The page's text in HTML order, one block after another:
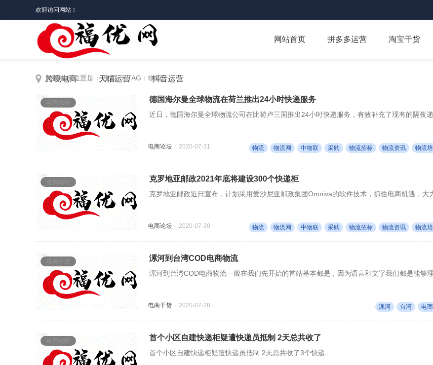
欢迎访问网站！
网站首页 拼多多运营 淘宝干货
跨境电商 天猫运营 抖音运营
您现在的位置是： 主页 > TAG：物流
德国海尔曼全球物流在荷兰推出24小时快递服务
近日，德国海尔曼全球物流公司在比荷卢三国推出24小时快递服务，有效补充了现有的隔夜递
电商论坛 2020-07-31 物流 物流网 中物联 采购 物流招标 物流资讯 物流培
电商论坛
克罗地亚邮政2021年底将建设300个快递柜
克罗地亚邮政近日宣布，计划采用爱沙尼亚邮政集团Omniva的软件技术，抓住电商机遇，大
电商论坛 2020-07-30 物流 物流网 中物联 采购 物流招标 物流资讯 物流培
电商论坛
漯河到台湾COD电商物流
漯河到台湾COD电商物流一般在我们先开始的首站基本都是，因为语言和文字我们都是能够理
电商干货 2020-07-28 漯河 台湾 电商
电商干货
首个小区自建快递柜疑遭快递员抵制 2天总共收了
首个小区自建快递柜疑遭快递员抵制 2天总共收了3个快递...
电商论坛